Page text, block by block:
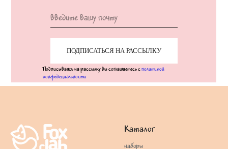
ПОДПИСАТЬСЯ НА РАССЫЛКУ
Подписываясь на рассылку вы соглашаетесь сполитикой
конфедециальности
Каталог
наборы